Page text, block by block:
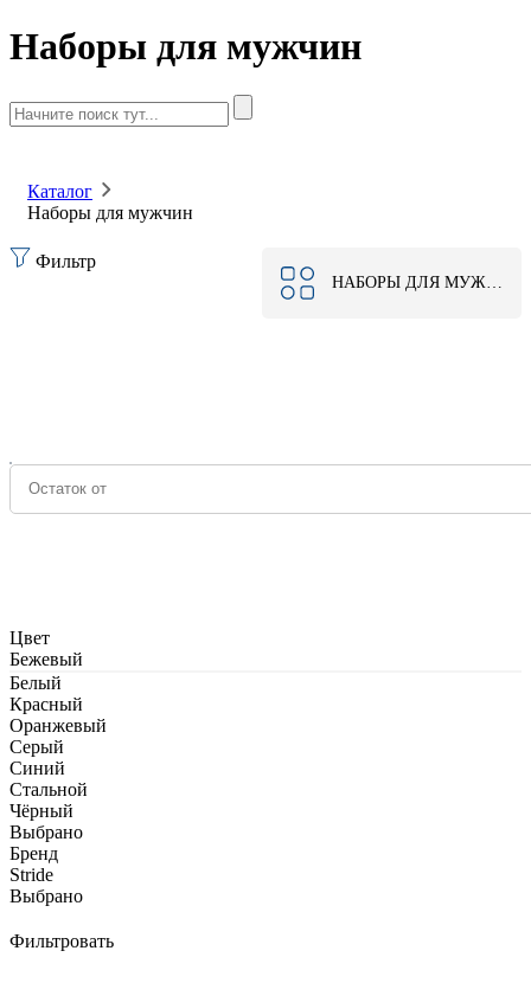
Наборы для мужчин
Каталог
Наборы для мужчин
Фильтр
Цвет
Бежевый
Белый
Красный
Оранжевый
Серый
Синий
Стальной
Чёрный
Выбрано
Бренд
Stride
Выбрано
Фильтровать